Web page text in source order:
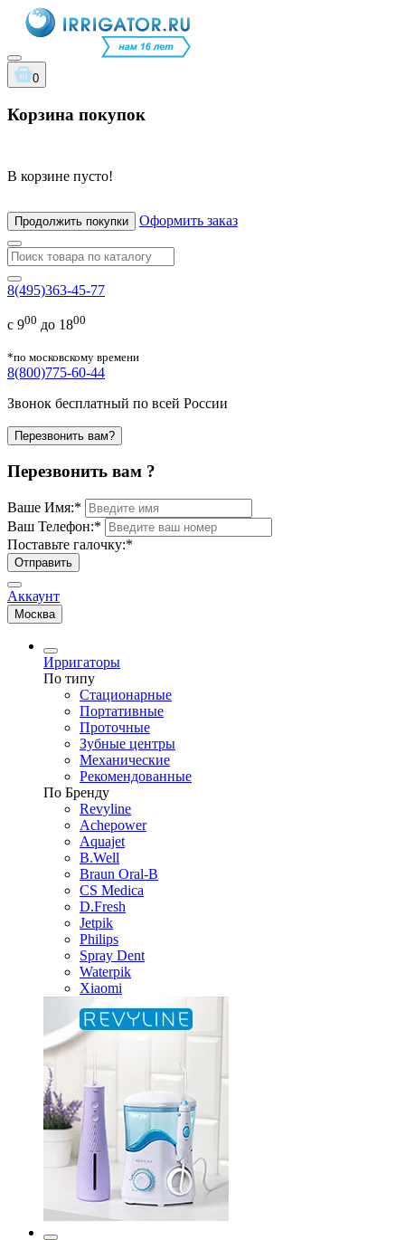
0
Корзина покупок
В корзине пусто!
Продолжить покупки Оформить заказ
8(495)363-45-77
с 900 до 1800
*по московскому времени
8(800)775-60-44
Звонок бесплатный по всей России
Перезвонить вам?
Перезвонить вам ?
Ваше Имя:*
Ваш Телефон:*
Поставьте галочку:*
Отправить
Аккаунт
Москва
Ирригаторы
По типу
Стационарные
Портативные
Проточные
Зубные центры
Механические
Рекомендованные
По Бренду
Revyline
Achepower
Aquajet
B.Well
Braun Oral-B
CS Medica
D.Fresh
Jetpik
Philips
Spray Dent
Waterpik
Xiaomi